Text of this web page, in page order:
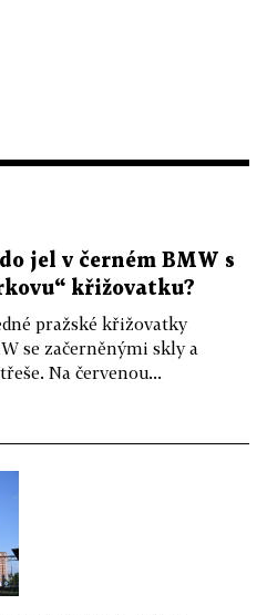
jel v černém BMW s
křižovatku?
pražské křižovatky
se začerněnými skly a
Na červenou...